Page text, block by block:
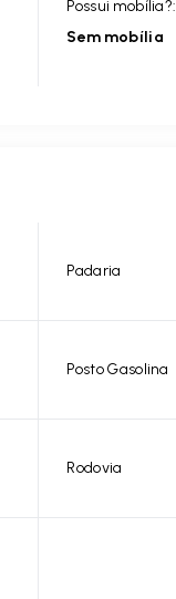
Possui mobília?:
Sem mobília
Padaria
Posto Gasolina
Rodovia